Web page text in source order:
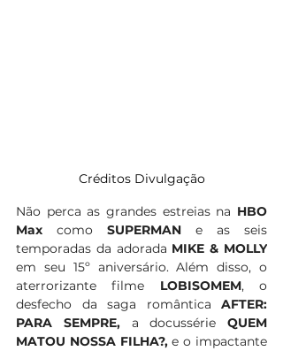
Créditos Divulgação
Não perca as grandes estreias na HBO
Max como SUPERMAN e as seis
temporadas da adorada MIKE & MOLLY
em seu 15º aniversário. Além disso, o
aterrorizante filme LOBISOMEM, o
desfecho da saga romântica AFTER:
PARA SEMPRE, a docussérie QUEM
MATOU NOSSA FILHA?, e o impactante